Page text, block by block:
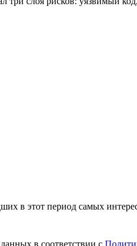
в этот период самых
в соответствии с